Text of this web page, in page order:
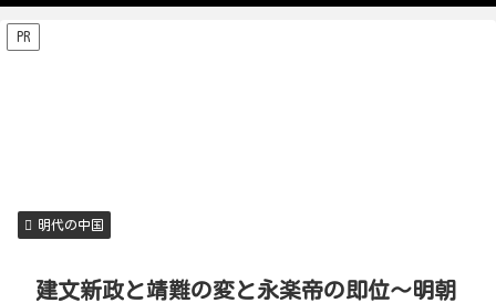
PR
明代の中国
建文新政と靖難の変と永楽帝の即位～明朝